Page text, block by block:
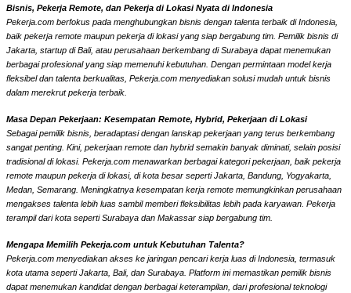
Bisnis, Pekerja Remote, dan Pekerja di Lokasi Nyata di Indonesia
Pekerja.com berfokus pada menghubungkan bisnis dengan talenta terbaik di Indonesia,
baik pekerja remote maupun pekerja di lokasi yang siap bergabung tim. Pemilik bisnis di
Jakarta, startup di Bali, atau perusahaan berkembang di Surabaya dapat menemukan
berbagai profesional yang siap memenuhi kebutuhan. Dengan permintaan model kerja
fleksibel dan talenta berkualitas, Pekerja.com menyediakan solusi mudah untuk bisnis
dalam merekrut pekerja terbaik.
Masa Depan Pekerjaan: Kesempatan Remote, Hybrid, Pekerjaan di Lokasi
Sebagai pemilik bisnis, beradaptasi dengan lanskap pekerjaan yang terus berkembang
sangat penting. Kini, pekerjaan remote dan hybrid semakin banyak diminati, selain posisi
tradisional di lokasi. Pekerja.com menawarkan berbagai kategori pekerjaan, baik pekerja
remote maupun pekerja di lokasi, di kota besar seperti Jakarta, Bandung, Yogyakarta,
Medan, Semarang. Meningkatnya kesempatan kerja remote memungkinkan perusahaan
mengakses talenta lebih luas sambil memberi fleksibilitas lebih pada karyawan. Pekerja
terampil dari kota seperti Surabaya dan Makassar siap bergabung tim.
Mengapa Memilih Pekerja.com untuk Kebutuhan Talenta?
Pekerja.com menyediakan akses ke jaringan pencari kerja luas di Indonesia, termasuk
kota utama seperti Jakarta, Bali, dan Surabaya. Platform ini memastikan pemilik bisnis
dapat menemukan kandidat dengan berbagai keterampilan, dari profesional teknologi